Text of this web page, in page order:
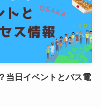
当日イベントとバス電